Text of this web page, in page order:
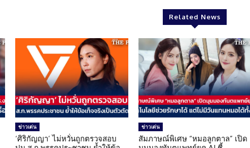
Related News
ข่าวเด่น
‘ศิริกัญญา’ ไม่หวั่นถูกตรวจสอบ
ข่าวเด่น
สัมภาษณ์พิเศษ “หมอลูกตาล” เปิด